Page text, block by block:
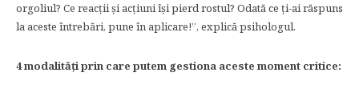
orgoliul? Ce reacții și acțiuni își pierd rostul? Odată ce ți-ai răspuns
la aceste întrebări, pune în aplicare!”, explică psihologul.
4 modalități prin care putem gestiona aceste moment critice: